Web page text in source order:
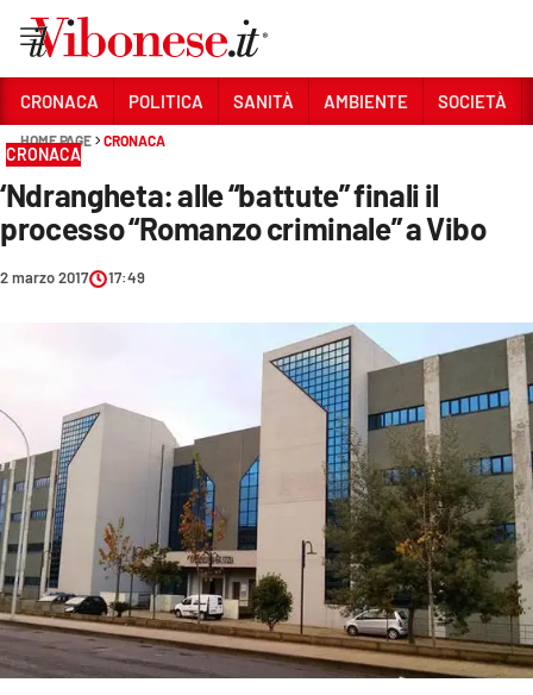
Sezioni
CRONACA
POLITICA
SANITÀ
CULTURA
ECONOMIA E LAVORO
EVENTI
SPORT
Streaming
CRONACA POLITICA SANITÀ AMBIENTE SOCIETÀ
HOME PAGE CRONACA
CRONACA
‘Ndrangheta: alle “battute” finali il
processo “Romanzo criminale” a Vibo
2 marzo 2017 17:49